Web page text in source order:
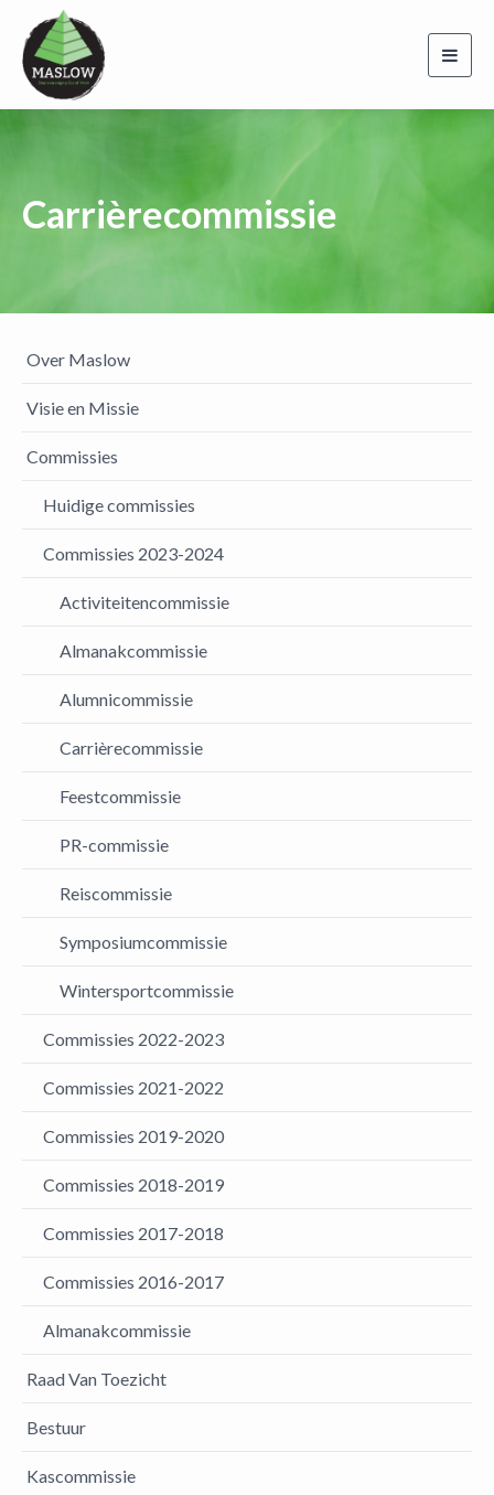
Carrièrecommissie
Over Maslow
Visie en Missie
Commissies
Huidige commissies
Commissies 2023-2024
Activiteitencommissie
Almanakcommissie
Alumnicommissie
Carrièrecommissie
Feestcommissie
PR-commissie
Reiscommissie
Symposiumcommissie
Wintersportcommissie
Commissies 2022-2023
Commissies 2021-2022
Commissies 2019-2020
Commissies 2018-2019
Commissies 2017-2018
Commissies 2016-2017
Almanakcommissie
Raad Van Toezicht
Bestuur
Kascommissie